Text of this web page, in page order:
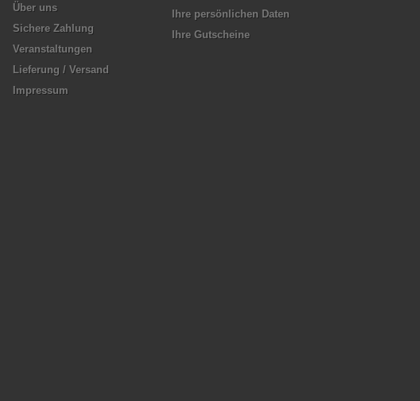
Über uns
Sichere Zahlung
Veranstaltungen
Lieferung / Versand
Impressum
Ihre persönlichen Daten
Ihre Gutscheine